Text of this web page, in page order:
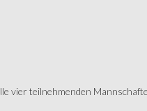
vier teilnehmenden